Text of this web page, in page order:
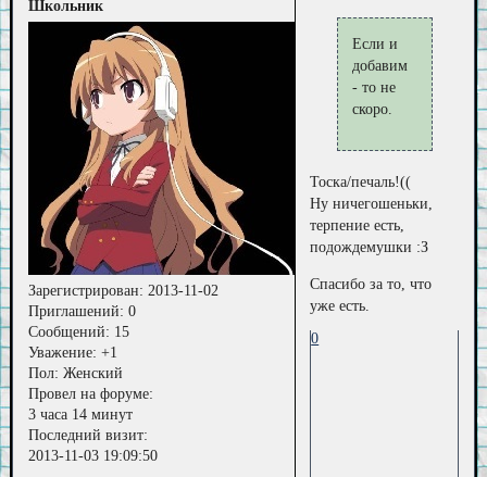
Школьник
Зарегистрирован: 2013-11-02
Приглашений: 0
Сообщений: 15
Уважение: +1
Пол: Женский
Провел на форуме:
3 часа 14 минут
Последний визит:
2013-11-03 19:09:50
Если и
добавим
- то не
скоро.
Тоска/печаль!((
Ну ничегошеньки,
терпение есть,
подождемушки :З
Спасибо за то, что
уже есть.
0